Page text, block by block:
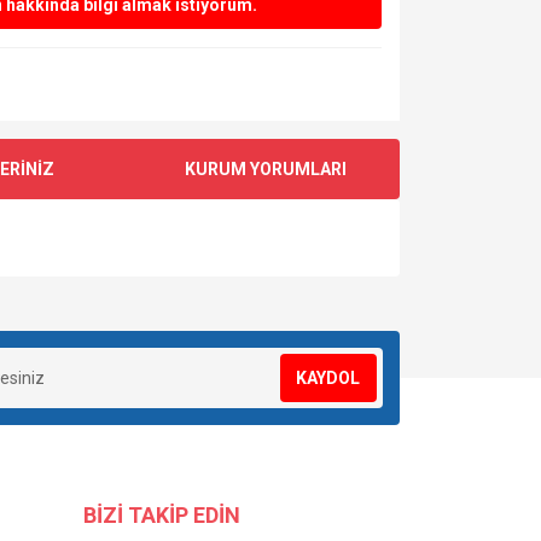
hakkında bilgi almak istiyorum.
KURUM YORUMLARI
KAYDOL
BİZİ TAKİP EDİN